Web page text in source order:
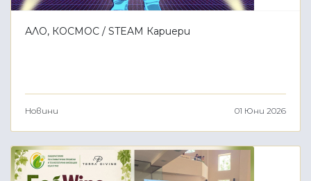
АЛО, КОСМОС / STEAM Кариери
Новини 01 Юни 2026